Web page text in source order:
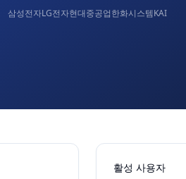
삼성전자LG전자현대중공업한화시스템KAI
활성 사용자